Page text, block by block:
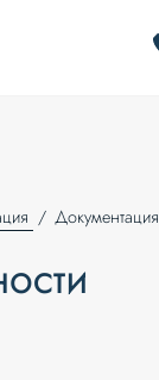
Документация